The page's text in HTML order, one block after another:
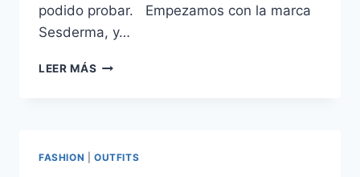
podido probar. Empezamos con la marca
Sesderma, y…
LEER MÁS HAUL
FASHION OUTFITS